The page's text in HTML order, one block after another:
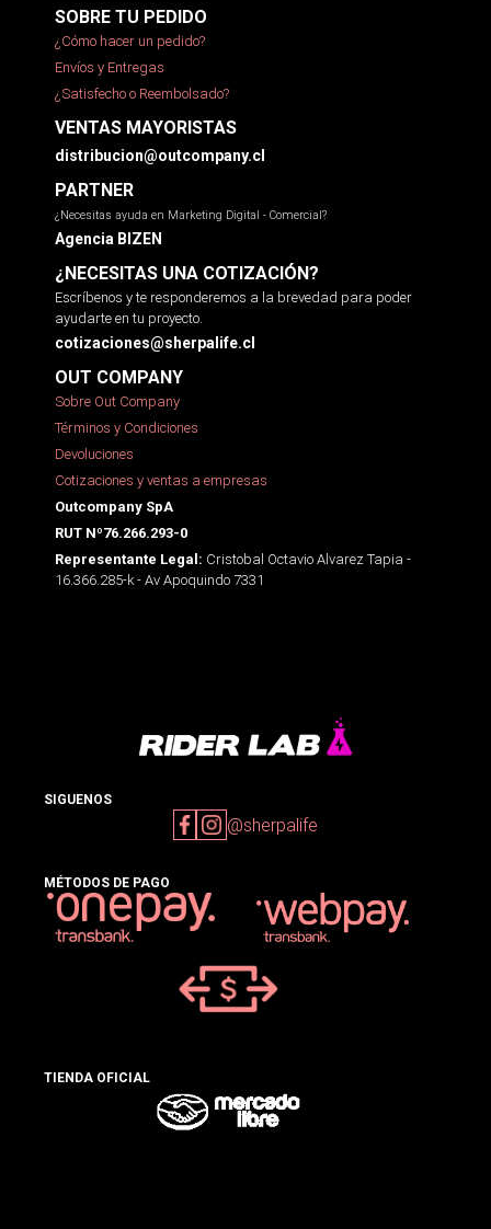
SOBRE TU PEDIDO
¿Cómo hacer un pedido?
Envíos y Entregas
¿Satisfecho o Reembolsado?
VENTAS MAYORISTAS
distribucion@outcompany.cl
PARTNER
¿Necesitas ayuda en Marketing Digital - Comercial?
Agencia BIZEN
¿NECESITAS UNA COTIZACIÓN?
Escríbenos y te responderemos a la brevedad para poder
ayudarte en tu proyecto.
cotizaciones@sherpalife.cl
OUT COMPANY
Sobre Out Company
Términos y Condiciones
Devoluciones
Cotizaciones y ventas a empresas
Outcompany SpA
RUT Nº76.266.293-0
Representante Legal: Cristobal Octavio Alvarez Tapia -
16.366.285-k - Av Apoquindo 7331
SIGUENOS
@sherpalife
MÉTODOS DE PAGO
TIENDA OFICIAL